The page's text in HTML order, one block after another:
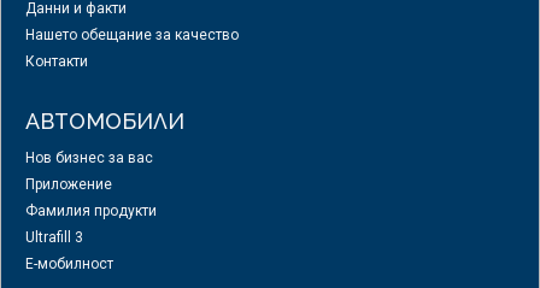
Данни и факти
Нашето обещание за качество
Контакти
АВТОМОБИЛИ
Нов бизнес за вас
Приложение
Фамилия продукти
Ultrafill 3
E-мобилност